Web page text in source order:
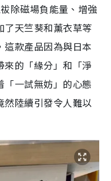
除磁場負能量、增強
了天竺葵和薰衣草等
款產品因為與日本
來的「緣分」和「淨
一試無妨」的心態
然陸續引發令人難以